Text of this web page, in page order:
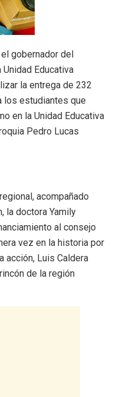
gobernador del
Educativa
la entrega de 232
los estudiantes que
en la Unidad Educativa
Pedro Lucas
acompañado
la doctora Yamily
al consejo
vez en la historia por
acción, Luis Caldera
de la región